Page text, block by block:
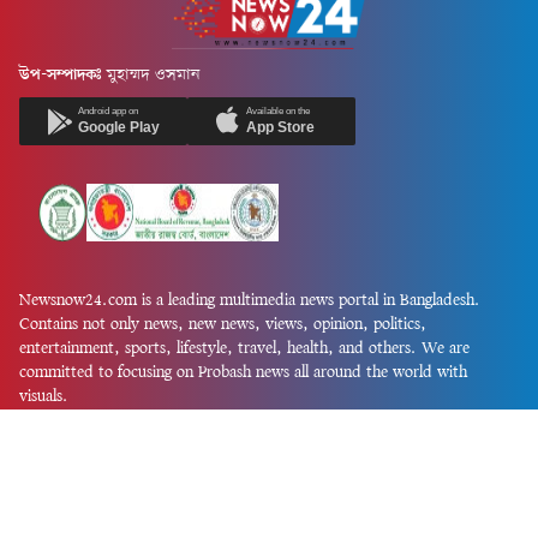
উপ-সম্পাদকঃ মুহাম্মদ ওসমান
Android app on
Google Play
Available on the
App Store
Newsnow24.com is a leading multimedia news portal in Bangladesh.
Contains not only news, new news, views, opinion, politics,
entertainment, sports, lifestyle, travel, health, and others. We are
committed to focusing on Probash news all around the world with
visuals.